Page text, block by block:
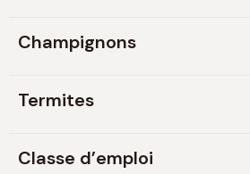
Champignons
Termites
Classe d’emploi